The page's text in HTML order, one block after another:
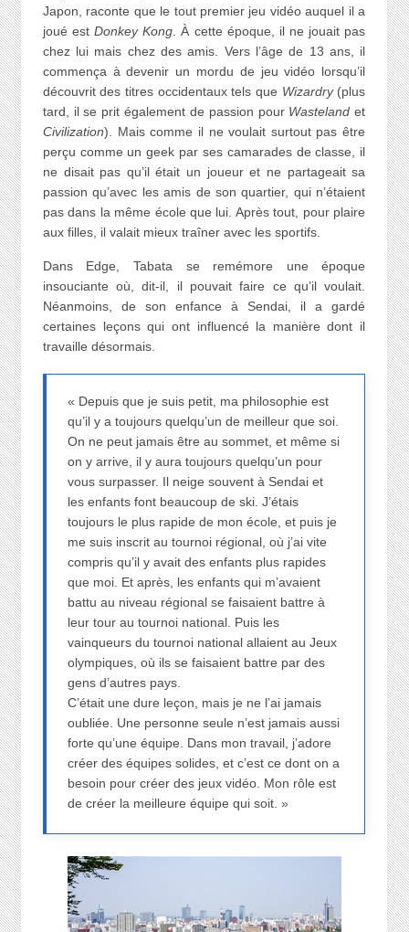
Japon, raconte que le tout premier jeu vidéo auquel il a
joué estDonkey Kong . À cette époque, il ne jouait pas
chez lui mais chez des amis. Vers l’âge de 13 ans, il
commença à devenir un mordu de jeu vidéo lorsqu’il
découvrit des titres occidentaux tels que Wizardry(plus
tard, il se prit également de passion pour Wasteland et
Civilization). Mais comme il ne voulait surtout pas être
perçu comme un geek par ses camarades de classe, il
ne disait pas qu’il était un joueur et ne partageait sa
passion qu’avec les amis de son quartier, qui n’étaient
pas dans la même école que lui. Après tout, pour plaire
aux filles, il valait mieux traîner avec les sportifs.
Dans Edge, Tabata se remémore une époque
insouciante où, dit-il, il pouvait faire ce qu’il voulait.
Néanmoins, de son enfance à Sendai, il a gardé
certaines leçons qui ont influencé la manière dont il
travaille désormais.
« Depuis que je suis petit, ma philosophie est
qu’il y a toujours quelqu’un de meilleur que soi.
On ne peut jamais être au sommet, et même si
on y arrive, il y aura toujours quelqu’un pour
vous surpasser. Il neige souvent à Sendai et
les enfants font beaucoup de ski. J’étais
toujours le plus rapide de mon école, et puis je
me suis inscrit au tournoi régional, où j’ai vite
compris qu’il y avait des enfants plus rapides
que moi. Et après, les enfants qui m’avaient
battu au niveau régional se faisaient battre à
leur tour au tournoi national. Puis les
vainqueurs du tournoi national allaient au Jeux
olympiques, où ils se faisaient battre par des
gens d’autres pays.
C’était une dure leçon, mais je ne l’ai jamais
oubliée. Une personne seule n’est jamais aussi
forte qu’une équipe. Dans mon travail, j’adore
créer des équipes solides, et c’est ce dont on a
besoin pour créer des jeux vidéo. Mon rôle est
de créer la meilleure équipe qui soit. »